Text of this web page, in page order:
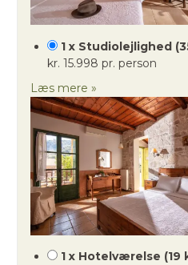
1 x Studiolejlighed
kr. 15.998 pr. person
Læs mere »
1 x Hotelværelse (19